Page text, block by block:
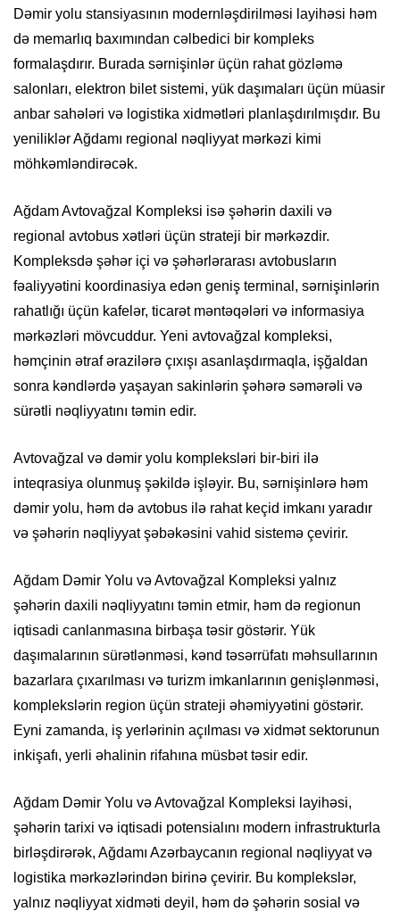
Dəmir yolu stansiyasının modernləşdirilməsi layihəsi həm
də memarlıq baxımından cəlbedici bir kompleks
formalaşdırır. Burada sərnişinlər üçün rahat gözləmə
salonları, elektron bilet sistemi, yük daşımaları üçün müasir
anbar sahələri və logistika xidmətləri planlaşdırılmışdır. Bu
yeniliklər Ağdamı regional nəqliyyat mərkəzi kimi
möhkəmləndirəcək.
Ağdam Avtovağzal Kompleksi isə şəhərin daxili və
regional avtobus xətləri üçün strateji bir mərkəzdir.
Kompleksdə şəhər içi və şəhərlərarası avtobusların
fəaliyyətini koordinasiya edən geniş terminal, sərnişinlərin
rahatlığı üçün kafelər, ticarət məntəqələri və informasiya
mərkəzləri mövcuddur. Yeni avtovağzal kompleksi,
həmçinin ətraf ərazilərə çıxışı asanlaşdırmaqla, işğaldan
sonra kəndlərdə yaşayan sakinlərin şəhərə səmərəli və
sürətli nəqliyyatını təmin edir.
Avtovağzal və dəmir yolu kompleksləri bir-biri ilə
inteqrasiya olunmuş şəkildə işləyir. Bu, sərnişinlərə həm
dəmir yolu, həm də avtobus ilə rahat keçid imkanı yaradır
və şəhərin nəqliyyat şəbəkəsini vahid sistemə çevirir.
Ağdam Dəmir Yolu və Avtovağzal Kompleksi yalnız
şəhərin daxili nəqliyyatını təmin etmir, həm də regionun
iqtisadi canlanmasına birbaşa təsir göstərir. Yük
daşımalarının sürətlənməsi, kənd təsərrüfatı məhsullarının
bazarlara çıxarılması və turizm imkanlarının genişlənməsi,
komplekslərin region üçün strateji əhəmiyyətini göstərir.
Eyni zamanda, iş yerlərinin açılması və xidmət sektorunun
inkişafı, yerli əhalinin rifahına müsbət təsir edir.
Ağdam Dəmir Yolu və Avtovağzal Kompleksi layihəsi,
şəhərin tarixi və iqtisadi potensialını modern infrastrukturla
birləşdirərək, Ağdamı Azərbaycanın regional nəqliyyat və
logistika mərkəzlərindən birinə çevirir. Bu komplekslər,
yalnız nəqliyyat xidməti deyil, həm də şəhərin sosial və